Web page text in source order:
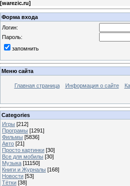
[warezic.ru]
Форма входа
Логин:
Пароль:
запомнить
Меню сайта
Главная страница Информация о сайте
Categories
Игры [212]
Програмы [1291]
Фильмы [5836]
Авто [21]
Просто картинки [30]
Все для мобилы [30]
Музыка [11150]
Книги и Журналы [168]
Новости [53]
Тётки [38]